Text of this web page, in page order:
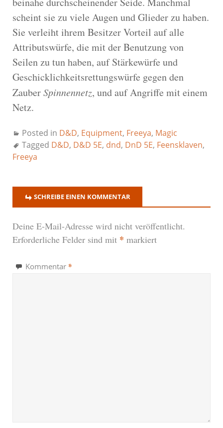
scheint sie zu viele Augen und Glieder zu haben.
Sie verleiht ihrem Besitzer Vorteil auf alle
Attributswürfe, die mit der Benutzung von
Seilen zu tun haben, auf Stärkewürfe und
Geschicklichkeitsrettungswürfe gegen den
ZauberSpinnennetz, und auf Angriffe mit einem
Netz.
Posted in D&D, Equipment, Freeya, Magic
Tagged D&D, D&D 5E, dnd, DnD 5E, Feensklaven,
Freeya
SCHREIBE EINEN KOMMENTAR
Deine E-Mail-Adresse wird nicht veröffentlicht.
Erforderliche Felder sind mit * markiert
Kommentar *